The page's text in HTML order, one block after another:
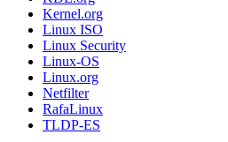
Kernel.org
Linux ISO
Linux Security
Linux-OS
Linux.org
Netfilter
RafaLinux
TLDP-ES